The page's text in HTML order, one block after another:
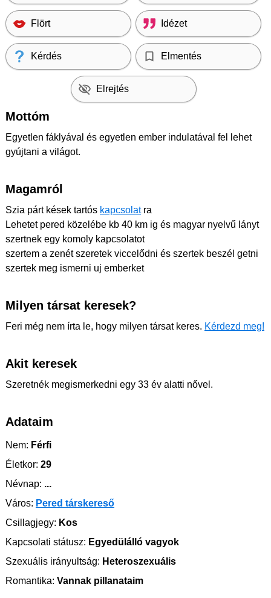
Flört Idézet
Kérdés Elmentés
Elrejtés
Mottóm
Egyetlen fáklyával és egyetlen ember indulatával fel lehet
gyújtani a világot.
Magamról
Szia párt kések tartós kapcsolatra
Lehetet pered közelébe kb 40 km ig és magyar nyelvű lányt
szertnek egy komoly kapcsolatot
szertem a zenét szeretek viccelődni és szertek beszél getni
szertek meg ismerni uj emberket
Milyen társat keresek?
Feri még nem írta le, hogy milyen társat keres. Kérdezd meg!
Akit keresek
Szeretnék megismerkedni egy 33 év alatti nővel.
Adataim
Nem: Férfi
Életkor: 29
Névnap: ...
Város: Pered társkereső
Csillagjegy: Kos
Kapcsolati státusz: Egyedülálló vagyok
Szexuális irányultság: Heteroszexuális
Romantika: Vannak pillanataim